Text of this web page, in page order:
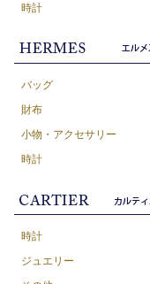
時計
バッグ
財布
小物・アクセサリー
時計
時計
ジュエリー